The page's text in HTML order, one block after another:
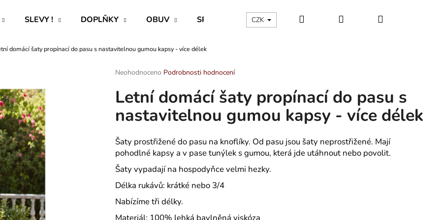
SLEVY ! DOPLŇKY OBUV SPECIÁLNÍ KATEGORIE Kontakty - máte nějaký dotaz?
CZK Hledat PřihlášeníNákupní
domácí šaty propínací do pasu s nastavitelnou gumou kapsy - více délek
Průměrné
produktu
je
z
hvězdiček.
Neohodnoceno Podrobnosti hodnocení
Letní domácí šaty propínací do pasu s
nastavitelnou gumou kapsy - více délek
Šaty prostřižené do pasu na knoflíky. Od pasu jsou šaty neprostřižené. Mají
pohodlné kapsy a v pase tunýlek s gumou, která jde utáhnout nebo povolit.
Šaty vypadají na hospodyňce velmi hezky.
Délka rukávů: krátké nebo 3/4
Nabízíme tři délky.
Materiál: 100% lehká bavlněná viskóza
Co potřebujete najít?
HLEDAT
Doporučujeme
TEPLÁKOVÝ KABÁT - PAVLIK 24 - PÁNSKÉ KRÁTKÉ PYŽAMO